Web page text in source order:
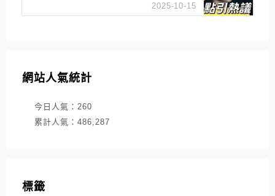
2025-10-15
網站人氣統計
今日人氣： 260
累計人氣： 486,287
標籤